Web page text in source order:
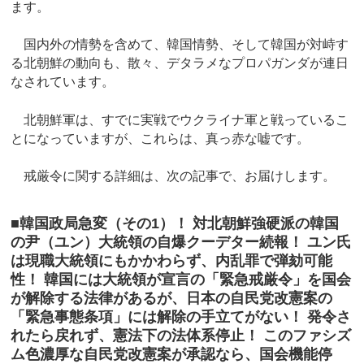
ます。
国内外の情勢を含めて、韓国情勢、そして韓国が対峙す
る北朝鮮の動向も、散々、デタラメなプロパガンダが連日
なされています。
北朝鮮軍は、すでに実戦でウクライナ軍と戦っているこ
とになっていますが、これらは、真っ赤な嘘です。
戒厳令に関する詳細は、次の記事で、お届けします。
■韓国政局急変（その1）！ 対北朝鮮強硬派の韓国
の尹（ユン）大統領の自爆クーデター続報！ ユン氏
は現職大統領にもかかわらず、内乱罪で弾劾可能
性！ 韓国には大統領が宣言の「緊急戒厳令」を国会
が解除する法律があるが、日本の自民党改憲案の
「緊急事態条項」には解除の手立てがない！ 発令さ
れたら戻れず、憲法下の法体系停止！ このファシズ
ム色濃厚な自民党改憲案が承認なら、国会機能停